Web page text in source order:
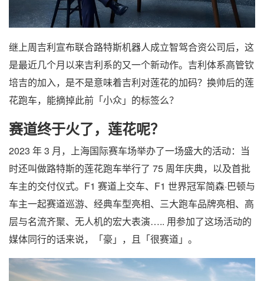
继上周吉利宣布联合路特斯机器人成立智驾合资公司后，这
是最近几个月以来吉利系的又一个新动作。吉利体系高管钦
培吉的加入，是不是意味着吉利对莲花的加码？换帅后的莲
花跑车，能摘掉此前「小众」的标签么？
赛道终于火了，莲花呢？
2023 年 3 月，上海国际赛车场举办了一场盛大的活动：当
时还叫做路特斯的莲花跑车举行了 75 周年庆典，以及首批
车主的交付仪式。F1 赛道上交车、F1 世界冠军简森·巴顿与
车主一起赛道巡游、经典车型亮相、三大跑车品牌亮相、高
层与名流齐聚、无人机的宏大表演….. 用参加了这场活动的
媒体同行的话来说，「豪」，且「很赛道」。